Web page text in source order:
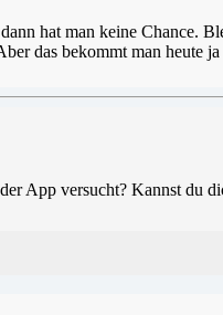
hat man keine Chance.
das bekommt man heute
App versucht? Kannst du